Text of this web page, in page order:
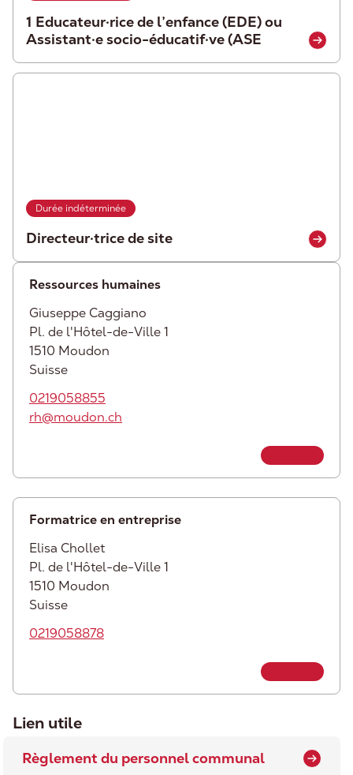
1 Educateur·rice de l’enfance (EDE) ou
Assistant·e socio-éducatif·ve (ASE
Durée indéterminée
Directeur·trice de site
Ressources humaines
Giuseppe Caggiano
Pl. de l'Hôtel-de-Ville 1
1510 Moudon
Suisse
0219058855
rh@moudon.ch
Formatrice en entreprise
Elisa Chollet
Pl. de l'Hôtel-de-Ville 1
1510 Moudon
Suisse
0219058878
Lien utile
Règlement du personnel communal